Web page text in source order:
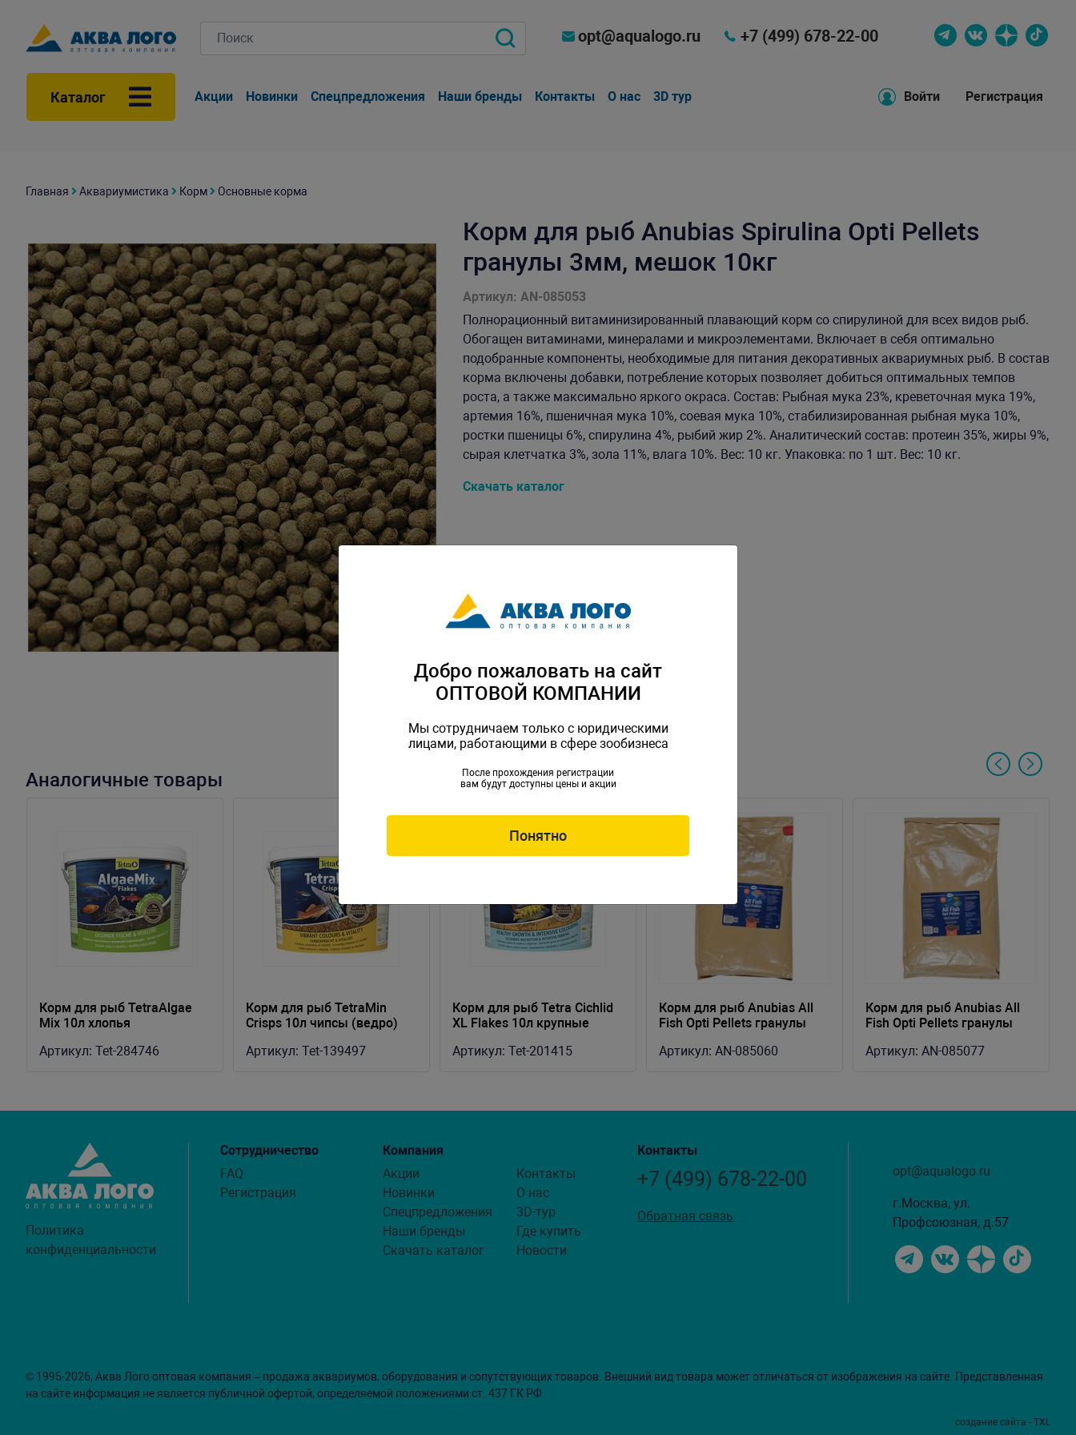
opt@aqualogo.ru +7 (499) 678-22-00
Каталог Акции Новинки Спецпредложения Наши бренды Контакты О нас 3D тур Войти Регистрация
Главная Аквариумистика Корм Основные корма
Корм для рыб Anubias Spirulina Opti Pellets
гранулы 3мм, мешок 10кг
Артикул: AN-085053
Полнорационный витаминизированный плавающий корм со спирулиной для всех видов рыб.
Обогащен витаминами, минералами и микроэлементами. Включает в себя оптимально
подобранные компоненты, необходимые для питания декоративных аквариумных рыб. В состав
корма включены добавки, потребление которых позволяет добиться оптимальных темпов
роста, а также максимально яркого окраса. Состав: Рыбная мука 23%, креветочная мука 19%,
артемия 16%, пшеничная мука 10%, соевая мука 10%, стабилизированная рыбная мука 10%,
ростки пшеницы 6%, спирулина 4%, рыбий жир 2%. Аналитический состав: протеин 35%, жиры 9%,
сырая клетчатка 3%, зола 11%, влага 10%. Вес: 10 кг. Упаковка: по 1 шт. Вес: 10 кг.
Скачать каталог
Аналогичные товары
Корм для рыб TetraAlgae
Mix 10л хлопья
Артикул: Tet-284746
Корм для рыб TetraMin
Crisps 10л чипсы (ведро)
Артикул: Tet-139497
Корм для рыб Tetra Cichlid
XL Flakes 10л крупные
Артикул: Tet-201415
Корм для рыб Anubias All
Fish Opti Pellets гранулы
Артикул: AN-085060
Корм для рыб Anubias All
Fish Opti Pellets гранулы
Артикул: AN-085077
Политика
конфиденциальности
Сотрудничество
FAQ
Регистрация
Компания
Акции
Новинки
Спецпредложения
Наши бренды
Скачать каталог
Контакты
О нас
3D-тур
Где купить
Новости
Контакты
+7 (499) 678-22-00
Обратная связь
opt@aqualogo.ru
г.Москва, ул.
Профсоюзная, д.57
© 1995-2026, Аква Лого оптовая компания – продажа аквариумов, оборудования и сопутствующих товаров. Внешний вид товара может отличаться от изображения на сайте. Представленная
на сайте информация не является публичной офертой, определяемой положениями ст. 437 ГК РФ
создание сайта - TXL
Добро пожаловать на сайт
ОПТОВОЙ КОМПАНИИ
Мы сотрудничаем только с юридическими
лицами, работающими в сфере зообизнеса
После прохождения регистрации
вам будут доступны цены и акции
Понятно